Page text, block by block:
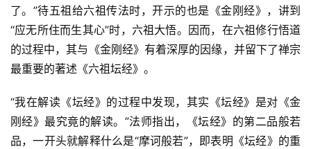
了。”待五祖给六祖传法时，开示的也是《金刚经》，讲到
“应无所住而生其心”时，六祖大悟。因而，在六祖修行悟道
的过程中，其与《金刚经》有着深厚的因缘，并留下了禅宗
最重要的著述《六祖坛经》。
“我在解读《坛经》的过程中发现，其实《坛经》是对《金
刚经》最究竟的解读。”法师指出，《坛经》的第二品般若
品，一开头就解释什么是“摩诃般若”，即表明《坛经》的重